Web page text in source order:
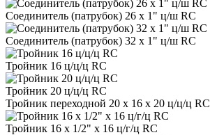
Соединитель (патрубок) 26 х 1" ц/ш RC
Соединитель (патрубок) 32 х 1" ц/ш RC
Тройник 16 ц/ц/ц RC
Тройник 20 ц/ц/ц RC
Тройник переходной 20 х 16 х 20 ц/ц/ц RC
Тройник 16 х 1/2" х 16 ц/г/ц RC